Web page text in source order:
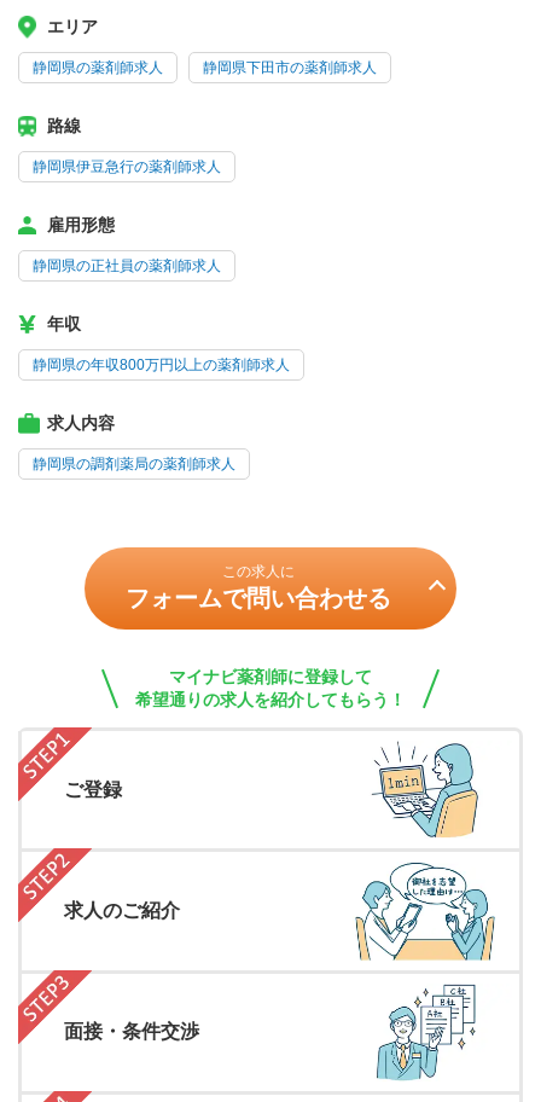
エリア
静岡県の薬剤師求人 静岡県下田市の薬剤師求人
路線
静岡県伊豆急行の薬剤師求人
雇用形態
静岡県の正社員の薬剤師求人
年収
静岡県の年収800万円以上の薬剤師求人
求人内容
静岡県の調剤薬局の薬剤師求人
この求人に
フォームで問い合わせる
マイナビ薬剤師に登録して
希望通りの求人を紹介してもらう！
ご登録
求人のご紹介
面接・条件交渉